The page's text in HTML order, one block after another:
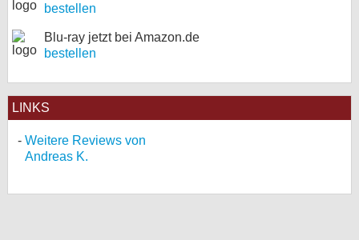
bestellen
Blu-ray jetzt bei Amazon.de
bestellen
LINKS
Weitere Reviews von
Andreas K.